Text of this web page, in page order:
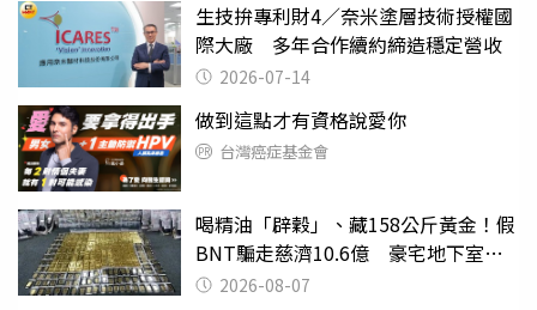
生技拚專利財4／奈米塗層技術授權國
際大廠 多年合作續約締造穩定營收
2026-07-14
做到這點才有資格說愛你
台灣癌症基金會
喝精油「辟穀」、藏158公斤黃金！假
BNT騙走慈濟10.6億 豪宅地下室竟
挖出乾鮑金庫
2026-08-07